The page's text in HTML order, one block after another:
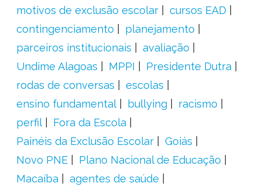
motivos de exclusão escolar
cursos EAD
contingenciamento
planejamento
parceiros institucionais
avaliação
Undime Alagoas
MPPI
Presidente Dutra
rodas de conversas
escolas
ensino fundamental
bullying
racismo
perfil
Fora da Escola
Painéis da Exclusão Escolar
Goiás
Novo PNE
Plano Nacional de Educação
Macaíba
agentes de saúde